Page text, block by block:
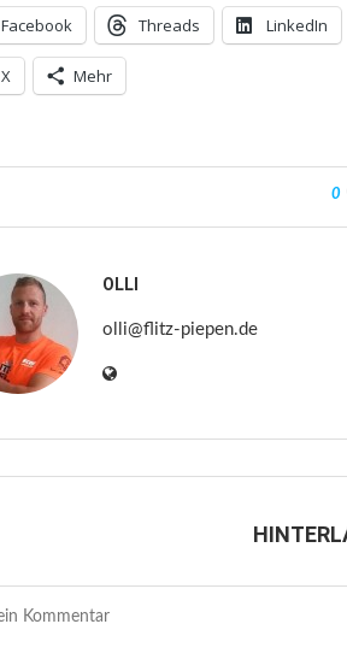
Facebook Threads LinkedIn
X Mehr
0
OLLI
olli@flitz-piepen.de